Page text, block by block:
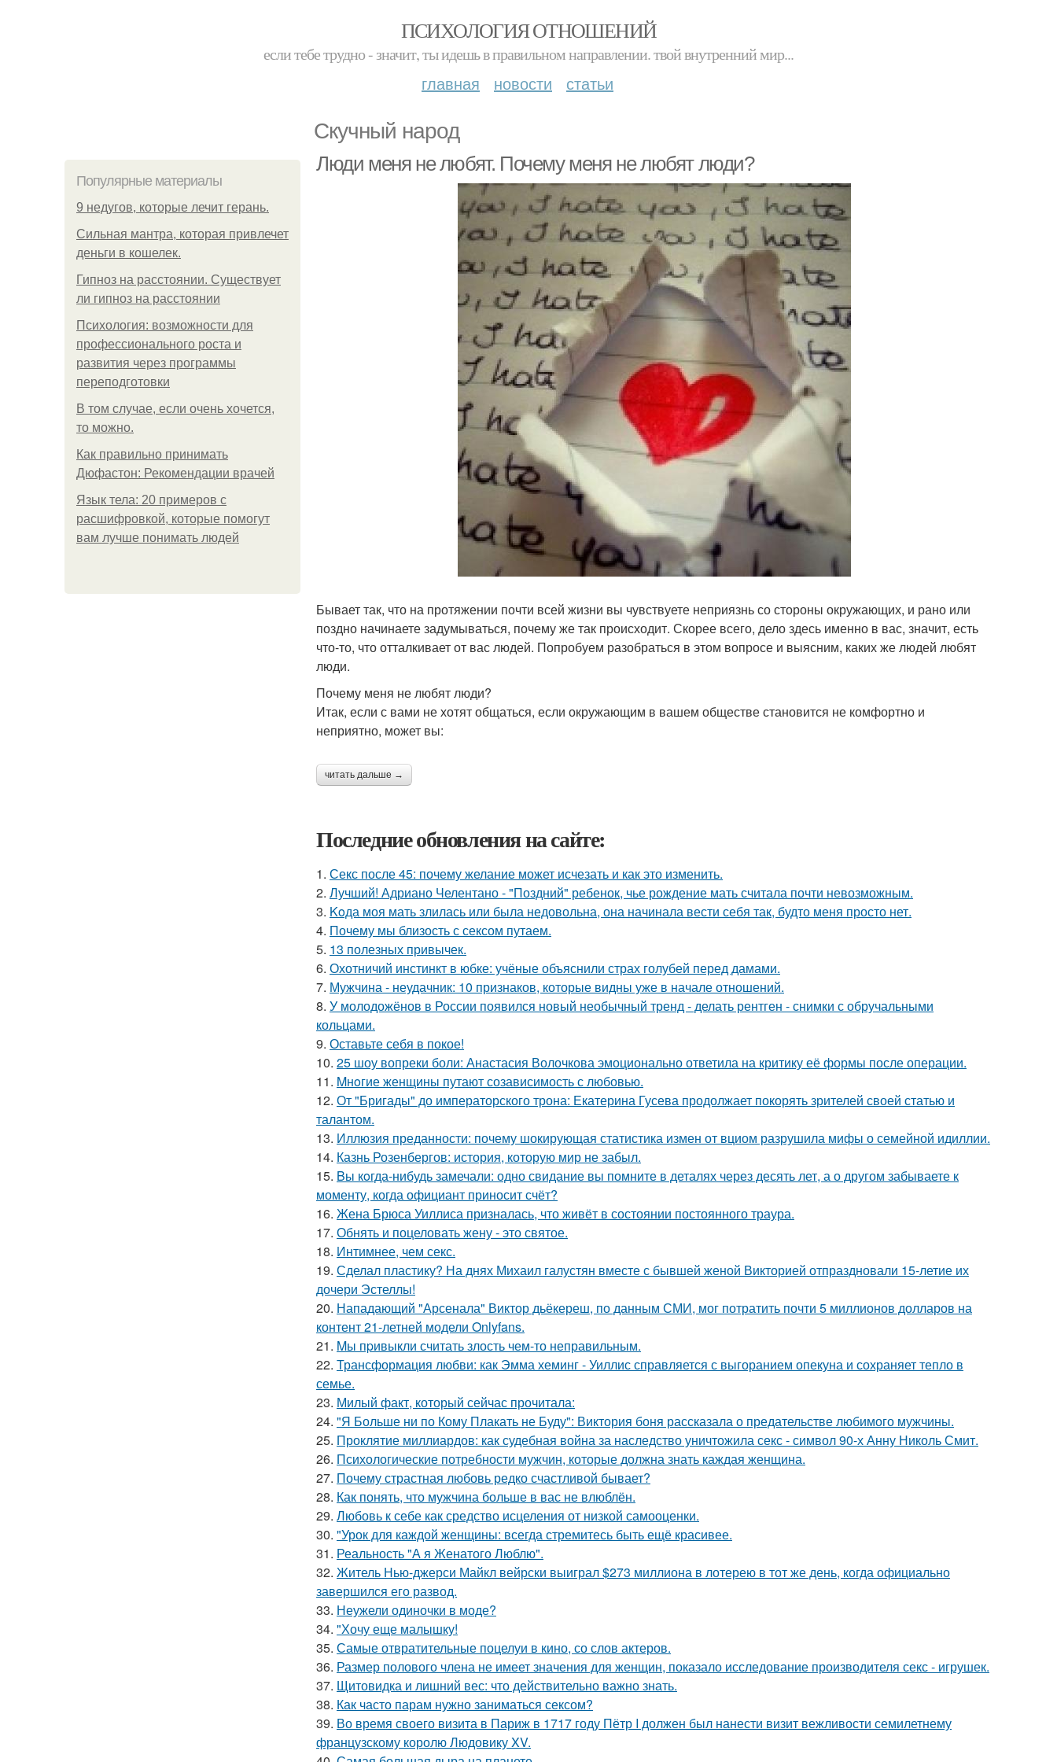
ПСИХОЛОГИЯ ОТНОШЕНИЙ
если тебе трудно - значит, ты идешь в правильном направлении. твой внутренний мир...
главная новости статьи
Скучный народ
Популярные материалы
9 недугов, которые лечит герань.
Сильная мантра, которая привлечет
деньги в кошелек.
Гипноз на расстоянии. Существует
ли гипноз на расстоянии
Психология: возможности для
профессионального роста и
развития через программы
переподготовки
В том случае, если очень хочется,
то можно.
Как правильно принимать
Дюфастон: Рекомендации врачей
Язык тела: 20 примеров с
расшифровкой, которые помогут
вам лучше понимать людей
Люди меня не любят. Почему меня не любят люди?
Бывает так, что на протяжении почти всей жизни вы чувствуете неприязнь со стороны окружающих, и рано или
поздно начинаете задумываться, почему же так происходит. Скорее всего, дело здесь именно в вас, значит, есть
что-то, что отталкивает от вас людей. Попробуем разобраться в этом вопросе и выясним, каких же людей любят
люди.
Почему меня не любят люди?
Итак, если с вами не хотят общаться, если окружающим в вашем обществе становится не комфортно и
неприятно, может вы:
читать дальше →
Последние обновления на сайте:
1. Секс после 45: почему желание может исчезать и как это изменить.
2. Лучший! Адриано Челентано - "Поздний" ребенок, чье рождение мать считала почти невозможным.
3. Koда моя мать злилась или была недовольна, она начинала вести себя так, будто меня просто нет.
4. Почему мы близость с сексом путаем.
5. 13 полезных привычек.
6. Охотничий инстинкт в юбке: учёные объяснили страх голубей перед дамами.
7. Мужчина - неудачник: 10 признаков, которые видны уже в начале отношений.
8. У молодожёнов в России появился новый необычный тренд - делать рентген - снимки с обручальными
кольцами.
9. Оставьте себя в покое!
10. 25 шоу вопреки боли: Анастасия Волочкова эмоционально ответила на критику её формы после операции.
11. Mнoгие женщины путают созависимость с любовью.
12. От "Бригады" до императорского трона: Екатерина Гусева продолжает покорять зрителей своей статью и
талантом.
13. Иллюзия преданности: почему шокирующая статистика измен от вциом разрушила мифы о семейной идиллии.
14. Казнь Розенбергов: история, которую мир не забыл.
15. Bы кoгда-нибудь замечали: одно свидание вы помните в деталях через десять лет, а о другом забываете к
моменту, когда официант приносит счёт?
16. Жена Брюса Уиллиса призналась, что живёт в состоянии постоянного траура.
17. Обнять и поцеловать жену - это святое.
18. Интимнее, чем секс.
19. Сделал пластику? На днях Михаил галустян вместе с бывшей женой Викторией отпраздновали 15-летие их
дочери Эстеллы!
20. Нападающий "Арсенала" Виктор дьёкереш, по данным СМИ, мог потратить почти 5 миллионов долларов на
контент 21-летней модели Onlyfans.
21. Mы пpивыкли считать злость чем-то неправильным.
22. Трансформация любви: как Эмма хеминг - Уиллис справляется с выгоранием опекуна и сохраняет тепло в
семье.
23. Милый факт, который сейчас прочитала:
24. "Я Больше ни по Кому Плакать не Буду": Виктория боня рассказала о предательстве любимого мужчины.
25. Проклятие миллиардов: как судебная война за наследство уничтожила секс - символ 90-х Анну Николь Смит.
26. Психологические потребности мужчин, которые должна знать каждая женщина.
27. Почему страстная любовь редко счастливой бывает?
28. Как понять, что мужчина больше в вас не влюблён.
29. Любовь к себе как средство исцеления от низкой самооценки.
30. "Урок для каждой женщины: всегда стремитесь быть ещё красивее.
31. Реальность "А я Женатого Люблю".
32. Житель Нью-джерси Майкл вейрски выиграл $273 миллиона в лотерею в тот же день, когда официально
завершился его развод.
33. Неужели одиночки в моде?
34. "Хочу еще малышку!
35. Самые отвратительные поцелуи в кино, со слов актеров.
36. Размер полового члена не имеет значения для женщин, показало исследование производителя секс - игрушек.
37. Щитовидка и лишний вес: что действительно важно знать.
38. Как часто парам нужно заниматься сексом?
39. Во время своего визита в Париж в 1717 году Пётр I должен был нанести визит вежливости семилетнему
французскому королю Людовику XV.